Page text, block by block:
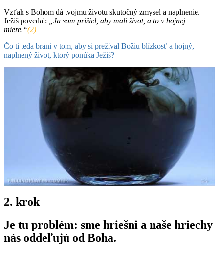
Vzťah s Bohom dá tvojmu životu skutočný zmysel a naplnenie.
Ježiš povedal:
„Ja som prišiel, aby mali život, a to v hojnej
miere.“(2)
Čo ti teda bráni v tom, aby si prežíval Božiu blízkosť a hojný,
naplnený život, ktorý ponúka Ježiš?
2. krok
Je tu problém: sme hriešni a naše hriechy
nás oddeľujú od Boha.